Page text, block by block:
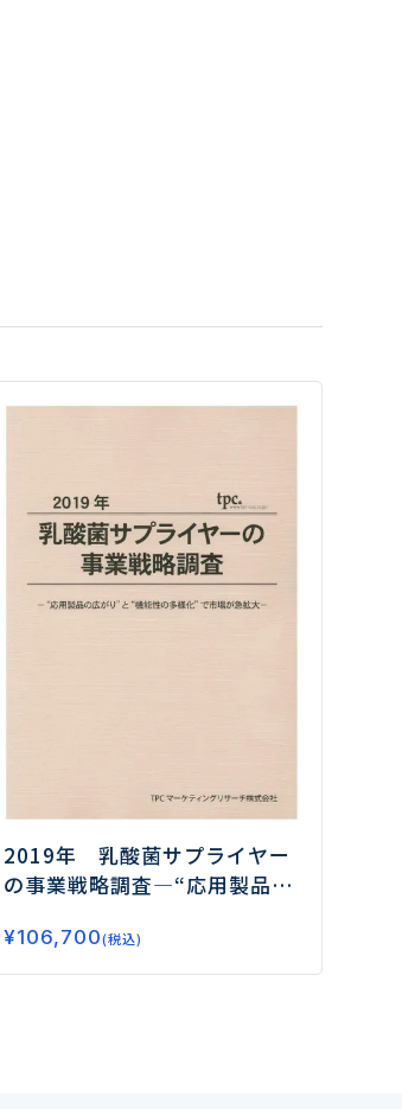
2019年 乳酸菌サプライヤー
の事業戦略調査―“応用製品の
市場が急拡大―
¥106,700(税込)